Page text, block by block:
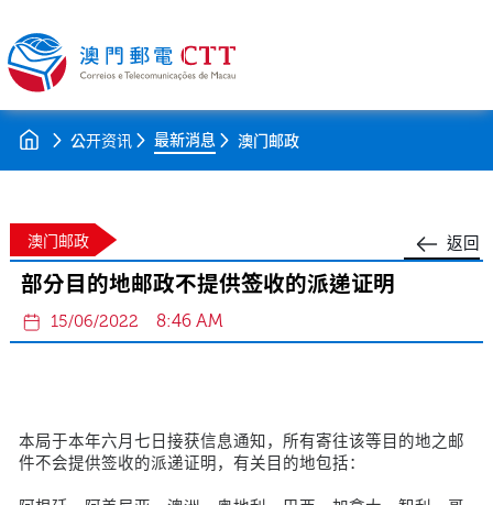
公开资讯 最新消息 澳门邮政
返回
澳门邮政
部分目的地邮政不提供签收的派递证明
15/06/2022 8:46 AM
本局于本年六月七日接获信息通知，所有寄往该等目的地之邮
件不会提供签收的派递证明，有关目的地包括：